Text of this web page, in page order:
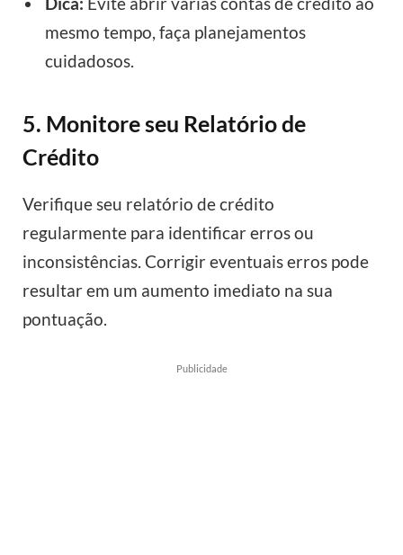
mesmo tempo, faça planejamentos
cuidadosos.
5. Monitore seu Relatório de
Crédito
Verifique seu relatório de crédito
regularmente para identificar erros ou
inconsistências. Corrigir eventuais erros pode
resultar em um aumento imediato na sua
pontuação.
Publicidade